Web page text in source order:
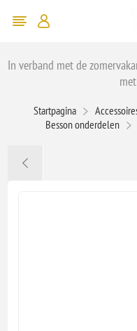
In verband met de
Startpagina
Besson onderdelen